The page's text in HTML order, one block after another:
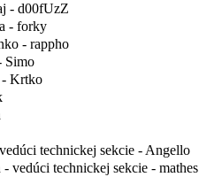
- d00fUzZ
- forky
- rappho
Simo
Krtko
technickej sekcie - Angello
vedúci technickej sekcie - mathes